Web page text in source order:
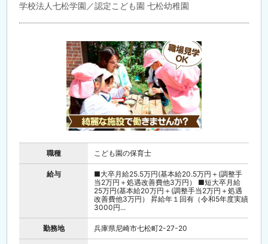
学校法人七松学園／認定こども園 七松幼稚園
職種 こども園の保育士
給与
■大卒月給25.5万円(基本給20.5万円＋(調整手
当2万円＋処遇改善費他3万円） ■短大卒月給
25万円(基本給20万円＋(調整手当2万円＋処遇
改善費他3万円） 昇給年１回有（令和5年度実績
3000円...
勤務地 兵庫県尼崎市七松町2-27-20